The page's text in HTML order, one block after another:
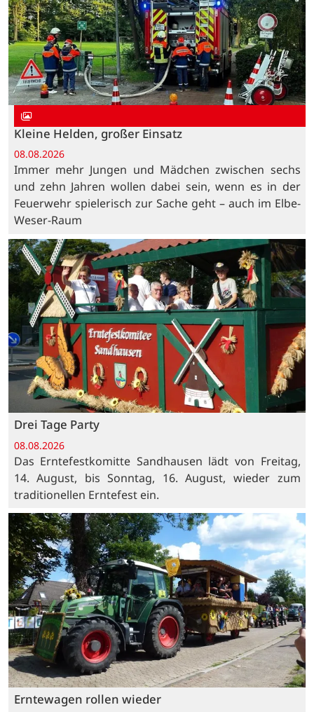
Kleine Helden, großer Einsatz
08.08.2026
Immer mehr Jungen und Mädchen zwischen sechs
und zehn Jahren wollen dabei sein, wenn es in der
Feuerwehr spielerisch zur Sache geht – auch im Elbe-
Weser-Raum
Drei Tage Party
08.08.2026
Das Erntefestkomitte Sandhausen lädt von Freitag,
14. August, bis Sonntag, 16. August, wieder zum
traditionellen Erntefest ein.
Erntewagen rollen wieder